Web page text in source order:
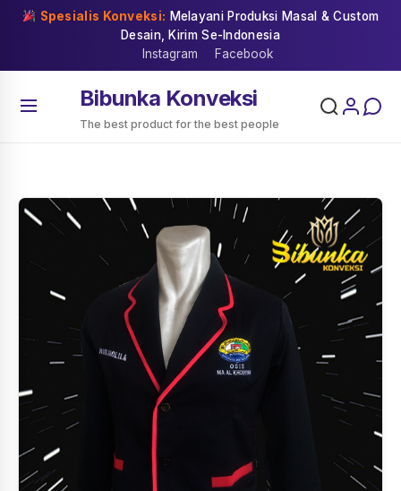
Skip
Spesialis Konveksi: Melayani Produksi Masal & Custom
Desain, Kirim Se-Indonesia
Instagram
Facebook
Bibunka Konveksi
The best product for the best people